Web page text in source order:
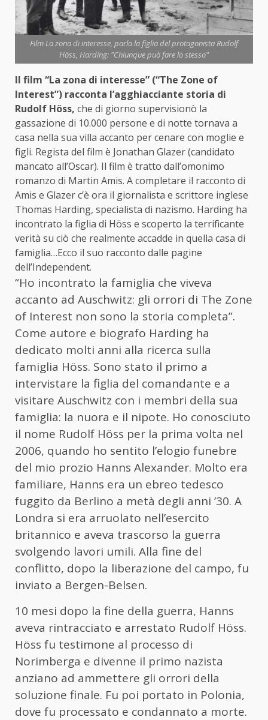
Film La zona di interesse, parla la figlia del protagonista Rudolf
Höss, Harding: "Chiunque può fare lo stesso"
Il film “La zona di interesse” (“The Zone of
Interest”) racconta l’agghiacciante storia di
Rudolf Höss, che di giorno supervisionò la
gassazione di 10.000 persone e di notte tornava a
casa nella sua villa accanto per cenare con moglie e
figli. Regista del film è Jonathan Glazer (candidato
mancato all’Oscar). Il film è tratto dall’omonimo
romanzo di Martin Amis. A completare il racconto di
Amis e Glazer c’è ora il giornalista e scrittore inglese
Thomas Harding, specialista di nazismo. Harding ha
incontrato la figlia di Höss e scoperto la terrificante
verità su ciò che realmente accadde in quella casa di
famiglia…Ecco il suo racconto dalle pagine
dell’Independent.
“Ho incontrato la famiglia che viveva
accanto ad Auschwitz: gli orrori di The Zone
of Interest non sono la storia completa”.
Come autore e biografo Harding ha
dedicato molti anni alla ricerca sulla
famiglia Höss. Sono stato il primo a
intervistare la figlia del comandante e a
visitare Auschwitz con i membri della sua
famiglia: la nuora e il nipote. Ho conosciuto
il nome Rudolf Höss per la prima volta nel
2006, quando ho sentito l’elogio funebre
del mio prozio Hanns Alexander. Molto era
familiare, Hanns era un ebreo tedesco
fuggito da Berlino a metà degli anni ’30. A
Londra si era arruolato nell’esercito
britannico e aveva trascorso la guerra
svolgendo lavori umili. Alla fine del
conflitto, dopo la liberazione del campo, fu
inviato a Bergen-Belsen.
10 mesi dopo la fine della guerra, Hanns
aveva rintracciato e arrestato Rudolf Höss.
Höss fu testimone al processo di
Norimberga e divenne il primo nazista
anziano ad ammettere gli orrori della
soluzione finale. Fu poi portato in Polonia,
dove fu processato e condannato a morte.